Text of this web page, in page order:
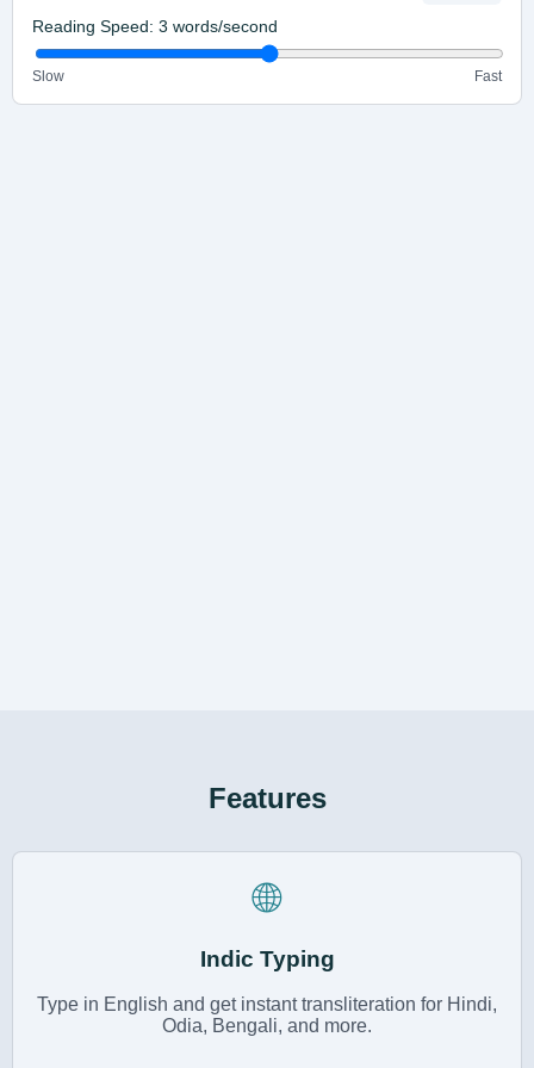
Reading Speed: 3 words/second
Slow Fast
Features
🌐
Indic Typing
Type in English and get instant transliteration for Hindi,
Odia, Bengali, and more.